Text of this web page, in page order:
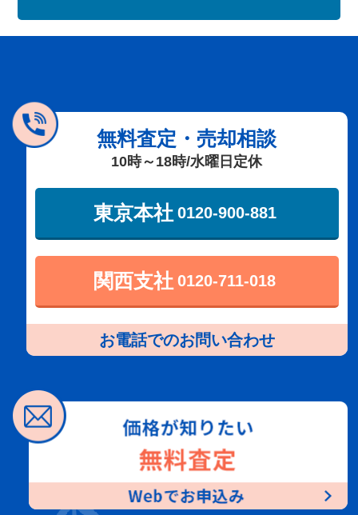
無料査定・売却相談
10時～18時/水曜日定休
東京本社 0120-900-881
関西支社 0120-711-018
お電話でのお問い合わせ